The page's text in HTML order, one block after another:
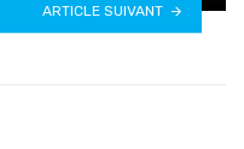
ARTICLE SUIVANT